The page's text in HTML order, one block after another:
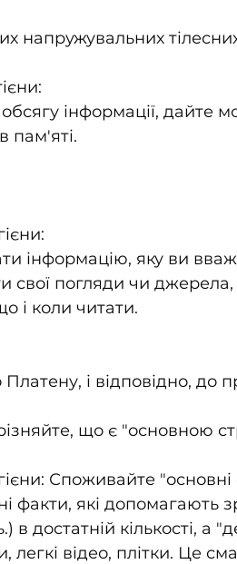
напружувальних тілесних
інформації, дайте
пам'яті.
інформацію, яку ви
свої погляди чи
і коли читати.
і відповідно, до
що є "основною
Споживайте
факти, які допомагають
в достатній кількості, а
відео, плітки. Це